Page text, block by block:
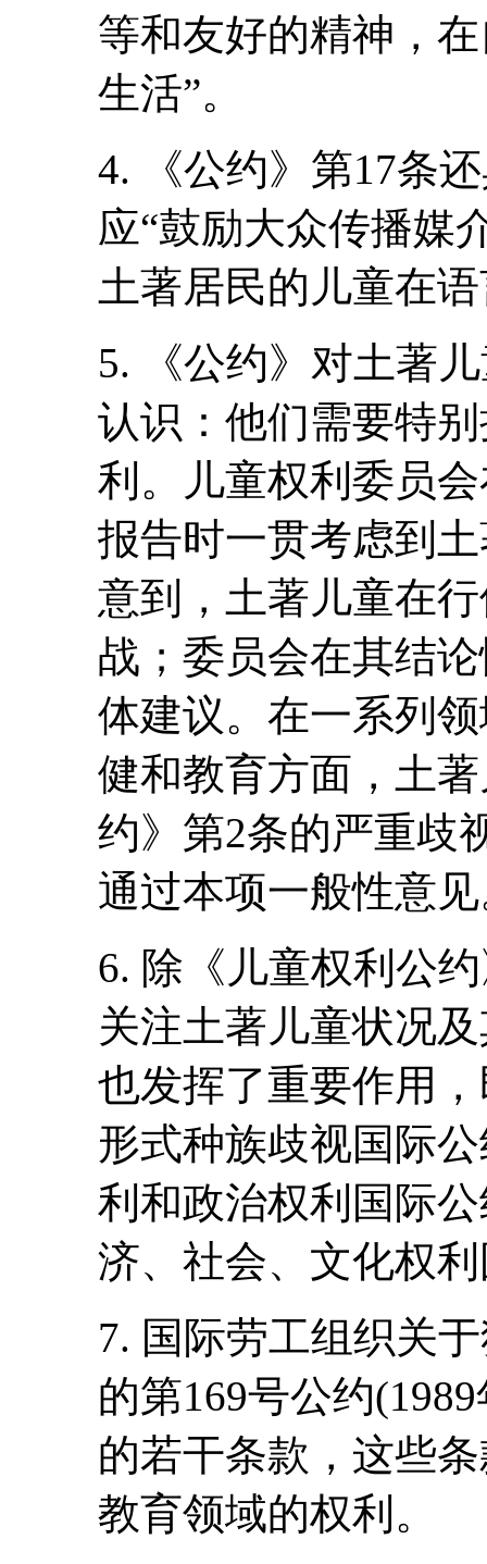
等和友好的精神，
生活”。
4. 《公约》第17条
应“鼓励大众传播媒
土著居民的儿童在
5. 《公约》对土著
认识：他们需要特
利。儿童权利委员
报告时一贯考虑到
意到，土著儿童在
战；委员会在其结
体建议。在一系列
健和教育方面，土
约》第2条的严重歧
通过本项一般性意
6. 除《儿童权利公
关注土著儿童状况
也发挥了重要作用
形式种族歧视国际
利和政治权利国际
济、社会、文化权
7. 国际劳工组织关
的第169号公约
的若干条款，这些
教育领域的权利。